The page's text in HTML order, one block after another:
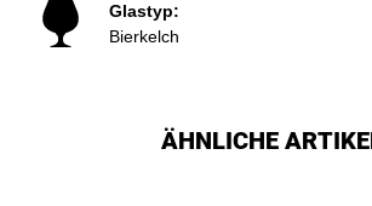
Glastyp:
Bierkelch
ÄHNLICHE